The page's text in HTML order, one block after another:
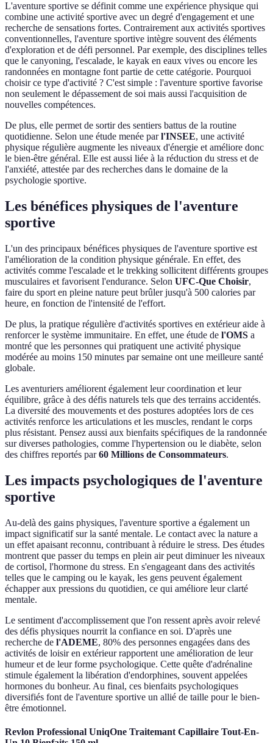
L'aventure sportive se définit comme une expérience physique qui
combine une activité sportive avec un degré d'engagement et une
recherche de sensations fortes. Contrairement aux activités sportives
conventionnelles, l'aventure sportive intègre souvent des éléments
d'exploration et de défi personnel. Par exemple, des disciplines telles
que le canyoning, l'escalade, le kayak en eaux vives ou encore les
randonnées en montagne font partie de cette catégorie. Pourquoi
choisir ce type d'activité ? C'est simple : l'aventure sportive favorise
non seulement le dépassement de soi mais aussi l'acquisition de
nouvelles compétences.
De plus, elle permet de sortir des sentiers battus de la routine
quotidienne. Selon une étude menée parl'INSEE, une activité
physique régulière augmente les niveaux d'énergie et améliore donc
le bien-être général. Elle est aussi liée à la réduction du stress et de
l'anxiété, attestée par des recherches dans le domaine de la
psychologie sportive.
Les bénéfices physiques de l'aventure
sportive
L'un des principaux bénéfices physiques de l'aventure sportive est
l'amélioration de la condition physique générale. En effet, des
activités comme l'escalade et le trekking sollicitent différents groupes
musculaires et favorisent l'endurance. Selon UFC-Que Choisir,
faire du sport en pleine nature peut brûler jusqu'à 500 calories par
heure, en fonction de l'intensité de l'effort.
De plus, la pratique régulière d'activités sportives en extérieur aide à
renforcer le système immunitaire. En effet, une étude de l'OMS a
montré que les personnes qui pratiquent une activité physique
modérée au moins 150 minutes par semaine ont une meilleure santé
globale.
Les aventuriers améliorent également leur coordination et leur
équilibre, grâce à des défis naturels tels que des terrains accidentés.
La diversité des mouvements et des postures adoptées lors de ces
activités renforce les articulations et les muscles, rendant le corps
plus résistant. Pensez aussi aux bienfaits spécifiques de la randonnée
sur diverses pathologies, comme l'hypertension ou le diabète, selon
des chiffres reportés par60 Millions de Consommateurs.
Les impacts psychologiques de l'aventure
sportive
Au-delà des gains physiques, l'aventure sportive a également un
impact significatif sur la santé mentale. Le contact avec la nature a
un effet apaisant reconnu, contribuant à réduire le stress. Des études
montrent que passer du temps en plein air peut diminuer les niveaux
de cortisol, l'hormone du stress. En s'engageant dans des activités
telles que le camping ou le kayak, les gens peuvent également
échapper aux pressions du quotidien, ce qui améliore leur clarté
mentale.
Le sentiment d'accomplissement que l'on ressent après avoir relevé
des défis physiques nourrit la confiance en soi. D'après une
recherche de l'ADEME, 80% des personnes engagées dans des
activités de loisir en extérieur rapportent une amélioration de leur
humeur et de leur forme psychologique. Cette quête d'adrénaline
stimule également la libération d'endorphines, souvent appelées
hormones du bonheur. Au final, ces bienfaits psychologiques
diversifiés font de l'aventure sportive un allié de taille pour le bien-
être émotionnel.
Revlon Professional UniqOne Traitemant Capillaire Tout-En-